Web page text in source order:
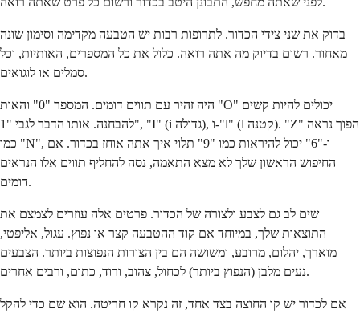
בדוק את שני צידי הכדור. לתרופות רבות יש הטבעה מקדימה וסימון שונה
מאחור. רשום בדיוק מה אתה רואה. כלול את כל המספרים, האותיות, וכל
סמלים או לוגואים.
היה זהיר עם תווים דומים. המספר "0" והאות "O" יכולים להיות קשים
להבחנה. אותו הדבר לגבי "1", "I" (i גדולה), ו-"l" (l קטנה). "Z" הפוך נראה
כמו "N", ו-"6" יכול להיראות כמו "9" תלוי איך אתה אוחז בכדור. אם
החיפוש הראשון שלך לא מצא התאמה, נסה להחליף תווים אלו הנראים
דומים.
שים לב גם לצבע ולצורה של הכדור. פרטים אלה עוזרים לצמצם את
התוצאות שלך, במיוחד אם קוד ההטבעה קצר או נפוץ. עגול, אליפטי,
מוארך, יהלום, מרובע, ומשושה הם בין הצורות הנפוצות ביותר. הצבעים
נעים מלבן (הנפוץ ביותר) לכחול, צהוב, ורוד, כתום, ורבים אחרים.
אם לכדור יש קו החוצה בצד אחד, זה נקרא קו חריטה. הוא שם כדי להקל